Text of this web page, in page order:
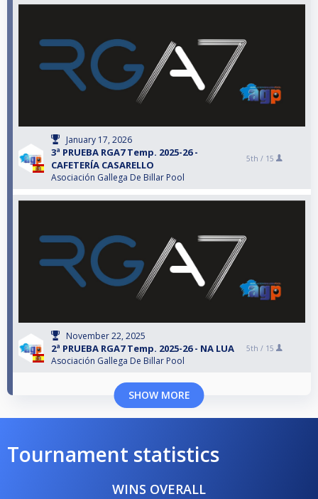
January 17, 2026
3ª PRUEBA RGA7 Temp. 2025-26 -
CAFETERÍA CASARELLO
Asociación Gallega De Billar Pool
5th / 15
November 22, 2025
2ª PRUEBA RGA7 Temp. 2025-26 - NA LUA
Asociación Gallega De Billar Pool
5th / 15
SHOW MORE
Tournament statistics
WINS OVERALL